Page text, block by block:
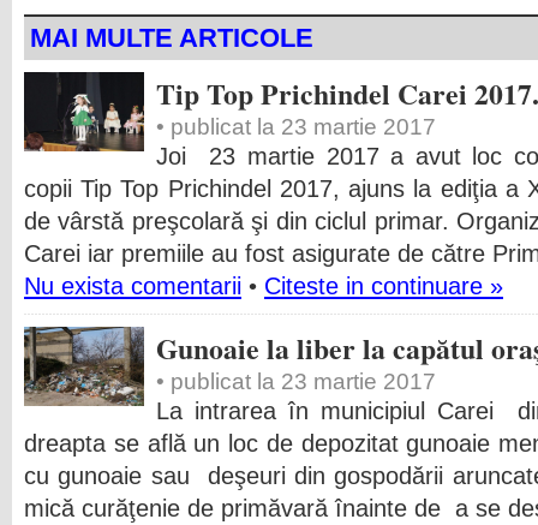
MAI MULTE ARTICOLE
Tip Top Prichindel Carei
• publicat la 23 martie 2017
Joi 23 martie 2017 a avut loc
copii Tip Top Prichindel 2017, ajuns la ediţia a
de vârstă preşcolară şi din ciclul primar.
Carei iar premiile au fost asigurate de către
Nu exista comentarii • Citeste in continuare »
Gunoaie la liber la capătul
• publicat la 23 martie 2017
La intrarea în municipiul Carei
dreapta se află un loc de depozitat gunoaie
cu gunoaie sau deşeuri din gospodării
mică curăţenie de primăvară înainte de a se